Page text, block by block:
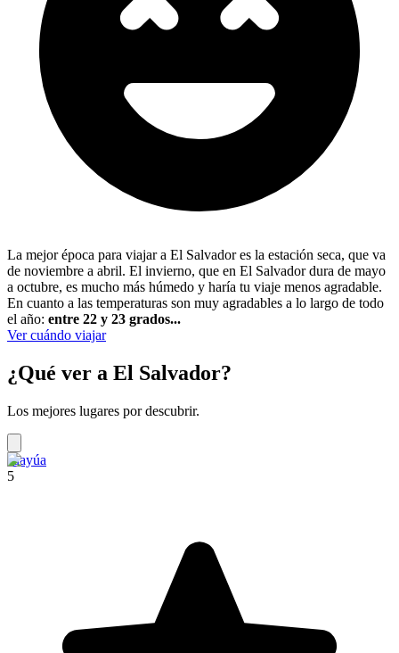
La mejor época para viajar a El Salvador es la estación seca, que va
de noviembre a abril. El invierno, que en El Salvador dura de mayo
a octubre, es mucho más húmedo y haría tu viaje menos agradable.
En cuanto a las temperaturas son muy agradables a lo largo de todo
el año: entre 22 y 23 grados...
Ver cuándo viajar
¿Qué ver a El Salvador?
Los mejores lugares por descubrir.
Juayúa
5